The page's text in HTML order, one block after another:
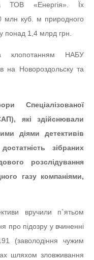
ТОВ «Енергія». Їх
млн куб. м природного
понад 1,4 млрд грн.
клопотанням НАБУ
на Новороздольску та
Спеціалізованої
які здійснювали
діями детективів
зібраних
розслідування
газу компаніями,
вручили п`ятьом
про підозру у вчиненні
(заволодіння чужим
шляхом зловживання